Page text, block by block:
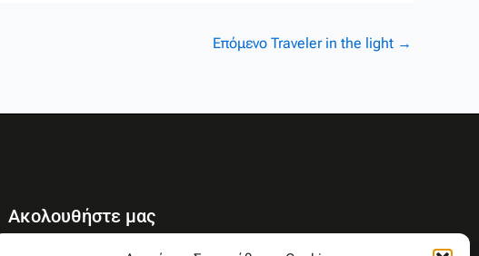
Επόμενο Traveler in the light →
Ακολουθήστε μας